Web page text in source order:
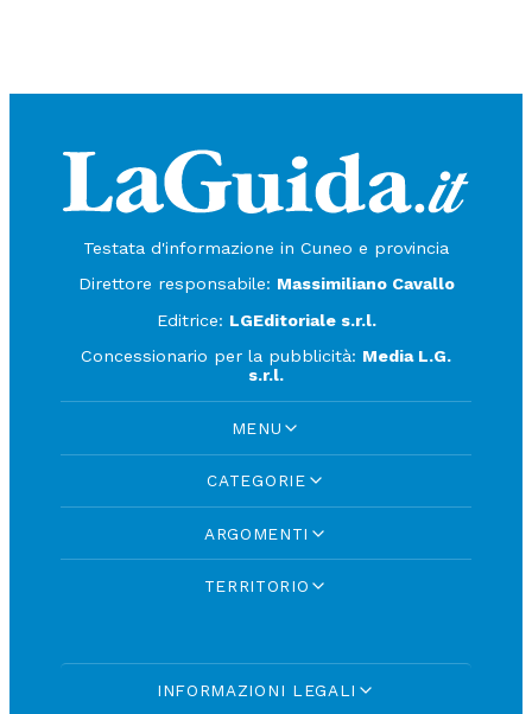
Testata d'informazione in Cuneo e provincia
Direttore responsabile: Massimiliano Cavallo
Editrice: LGEditoriale s.r.l.
Concessionario per la pubblicità: Media L.G.
s.r.l.
MENU
CATEGORIE
ARGOMENTI
TERRITORIO
INFORMAZIONI LEGALI